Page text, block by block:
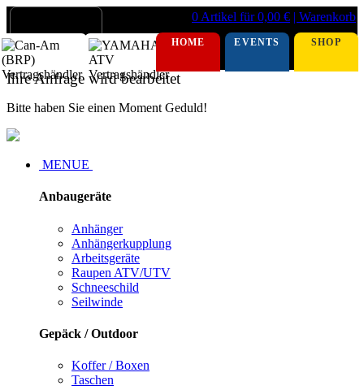
0 Artikel für 0,00 € | Warenkorb
HOME EVENTS SHOP
Ihre Anfrage wird bearbeitet
Bitte haben Sie einen Moment Geduld!
MENUE
Anbaugeräte
Anhänger
Anhängerkupplung
Arbeitsgeräte
Raupen ATV/UTV
Schneeschild
Seilwinde
Gepäck / Outdoor
Koffer / Boxen
Taschen